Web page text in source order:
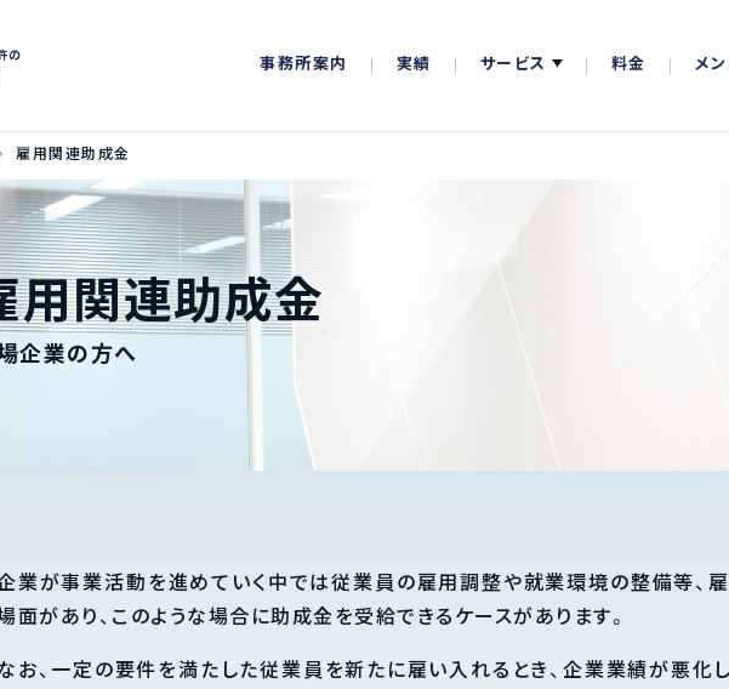
の
事務所案内 実績 サービス 料金 メ
雇用関連助成金
用関連助成金
企業の方へ
業が事業活動を進めていく中では従業員の雇用調整や就業環境の整備等、
面があり、このような場合に助成金を受給できるケースがあります。
お、一定の要件を満たした従業員を新たに雇い入れるとき、企業業績が悪化